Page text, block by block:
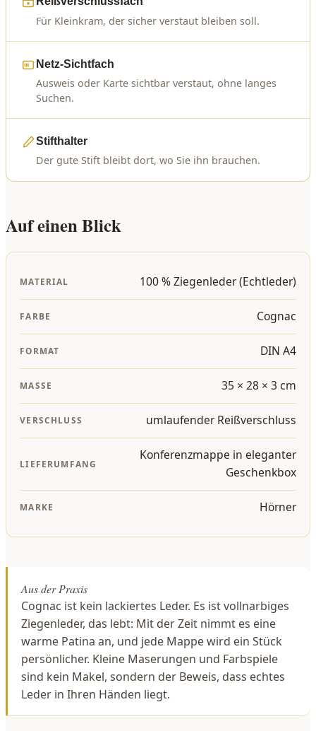
Für Kleinkram, der sicher verstaut bleiben soll.
Netz-Sichtfach
Ausweis oder Karte sichtbar verstaut, ohne langes
Suchen.
Stifthalter
Der gute Stift bleibt dort, wo Sie ihn brauchen.
Auf einen Blick
MATERIAL 100 % Ziegenleder (Echtleder)
FARBE Cognac
FORMAT DIN A4
MASSE 35 × 28 × 3 cm
VERSCHLUSS umlaufender Reißverschluss
LIEFERUMFANG
Konferenzmappe in eleganter
Geschenkbox
MARKE Hörner
Aus der Praxis
Cognac ist kein lackiertes Leder. Es ist vollnarbiges
Ziegenleder, das lebt: Mit der Zeit nimmt es eine
warme Patina an, und jede Mappe wird ein Stück
persönlicher. Kleine Maserungen und Farbspiele
sind kein Makel, sondern der Beweis, dass echtes
Leder in Ihren Händen liegt.